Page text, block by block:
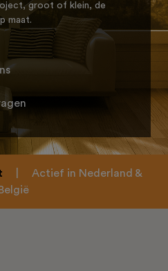
groot of klein, de
maat.
Actief in Nederland &
België